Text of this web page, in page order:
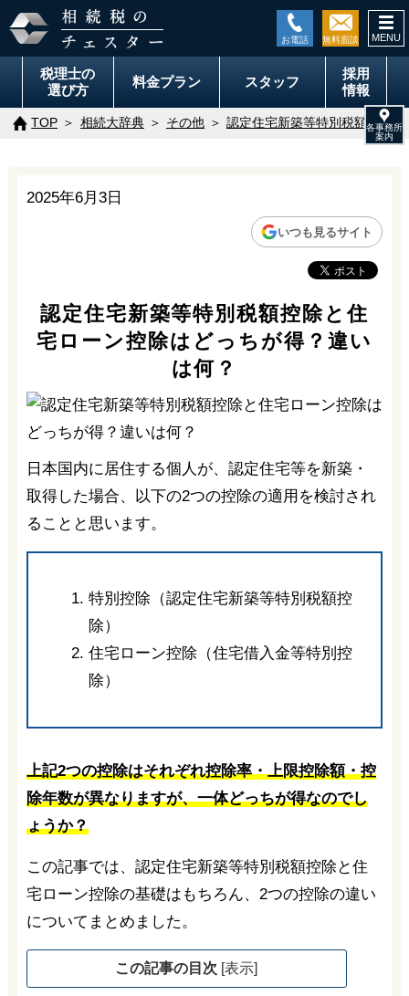
税理士の
選び方
料金プラン スタッフ
採用
情報
TOP 相続大辞典 その他 認定住宅新築等特別税額控除
2025年6月3日
いつも見るサイト
認定住宅新築等特別税額控除と住
宅ローン控除はどっちが得？違い
は何？
日本国内に居住する個人が、認定住宅等を新築・
取得した場合、以下の2つの控除の適用を検討され
ることと思います。
特別控除（認定住宅新築等特別税額控
除）
住宅ローン控除（住宅借入金等特別控
除）
上記2つの控除はそれぞれ控除率・上限控除額・控
除年数が異なりますが、一体どっちが得なのでし
ょうか？
この記事では、認定住宅新築等特別税額控除と住
宅ローン控除の基礎はもちろん、2つの控除の違い
についてまとめました。
この記事の目次 [表示]